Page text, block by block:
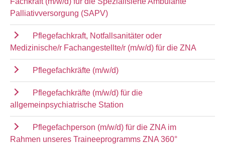
Palliativversorgung (SAPV)
Pflegefachkraft, Notfallsanitäter oder
Medizinische/r Fachangestellte/r (m/w/d) für die ZNA
Pflegefachkräfte (m/w/d)
Pflegefachkräfte (m/w/d) für die
allgemeinpsychiatrische Station
Pflegefachperson (m/w/d) für die ZNA im
Rahmen unseres Traineeprogramms ZNA 360°